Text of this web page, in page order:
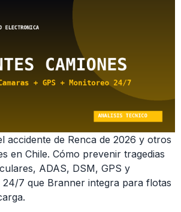
accidente de Renca de 2026 y otros
en Chile. Cómo prevenir tragedias
ADAS, DSM, GPS y
7 que Branner integra para flotas